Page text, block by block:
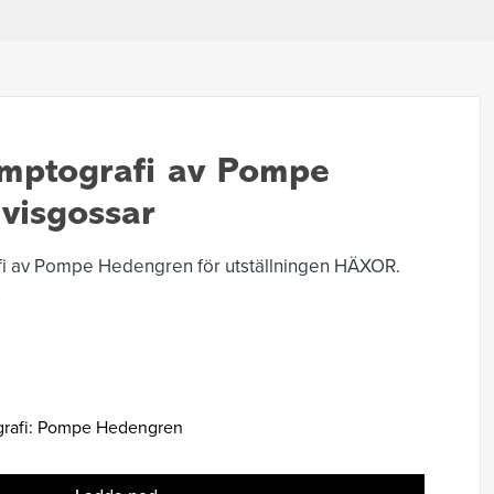
av Pompe
av Pompe Hedengren för utställningen HÄXOR.
Pompe Hedengren